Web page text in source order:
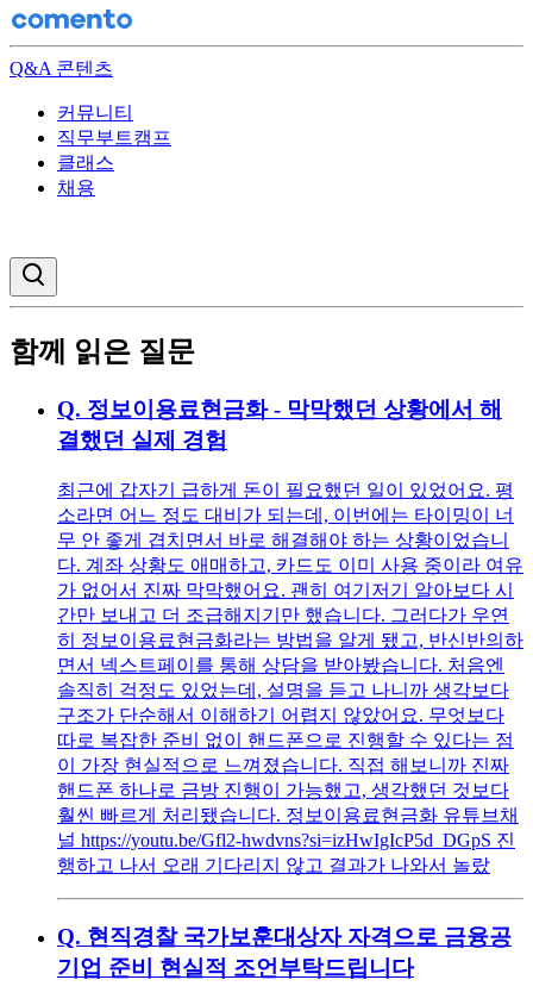
Q&A 콘텐츠
커뮤니티
직무부트캠프
클래스
채용
함께 읽은 질문
Q. 정보이용료현금화 - 막막했던 상황에서 해
결했던 실제 경험
최근에 갑자기 급하게 돈이 필요했던 일이 있었어요. 평
소라면 어느 정도 대비가 되는데, 이번에는 타이밍이 너
무 안 좋게 겹치면서 바로 해결해야 하는 상황이었습니
다. 계좌 상황도 애매하고, 카드도 이미 사용 중이라 여유
가 없어서 진짜 막막했어요. 괜히 여기저기 알아보다 시
간만 보내고 더 조급해지기만 했습니다. 그러다가 우연
히 정보이용료현금화라는 방법을 알게 됐고, 반신반의하
면서 넥스트페이를 통해 상담을 받아봤습니다. 처음엔
솔직히 걱정도 있었는데, 설명을 듣고 나니까 생각보다
구조가 단순해서 이해하기 어렵지 않았어요. 무엇보다
따로 복잡한 준비 없이 핸드폰으로 진행할 수 있다는 점
이 가장 현실적으로 느껴졌습니다. 직접 해보니까 진짜
핸드폰 하나로 금방 진행이 가능했고, 생각했던 것보다
훨씬 빠르게 처리됐습니다. 정보이용료현금화 유튜브채
널 https://youtu.be/Gfl2-hwdvns?si=izHwIgIcP5d_DGpS 진
행하고 나서 오래 기다리지 않고 결과가 나와서 놀랐
Q. 현직경찰 국가보훈대상자 자격으로 금융공
기업 준비 현실적 조언부탁드립니다